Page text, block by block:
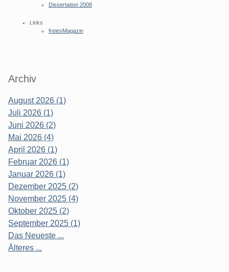
Dissertation 2008
Links
freiesMagazin
Archiv
August 2026 (1)
Juli 2026 (1)
Juni 2026 (2)
Mai 2026 (4)
April 2026 (1)
Februar 2026 (1)
Januar 2026 (1)
Dezember 2025 (2)
November 2025 (4)
Oktober 2025 (2)
September 2025 (1)
Das Neueste ...
Älteres ...